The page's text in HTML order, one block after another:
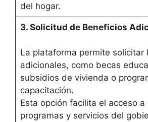
del hogar.
3. Solicitud de Beneficios
La plataforma permite solicitar
adicionales, como becas
subsidios de vivienda o
capacitación.
Esta opción facilita el acceso a
programas y servicios del